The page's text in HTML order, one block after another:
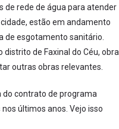
de rede de água para atender
estão em andamento
de esgotamento sanitário.
de Faxinal do Céu, obra
outras obras relevantes.
do contrato de programa
últimos anos. Vejo isso